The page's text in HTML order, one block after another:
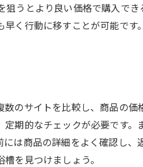
術うとより良い価格で購入で
く行動に移すことが可能で
のサイトを比較し、商品の
期的なチェックが必要です
は商品の詳細をよく確認し、
を見つけましょう。